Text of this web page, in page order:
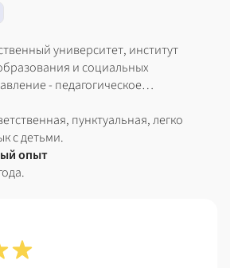
университет, институт
и социальных
- педагогическое
профилями подготовки
и английский язык), 2027 год.
пунктуальная, легко
с детьми.
опыт